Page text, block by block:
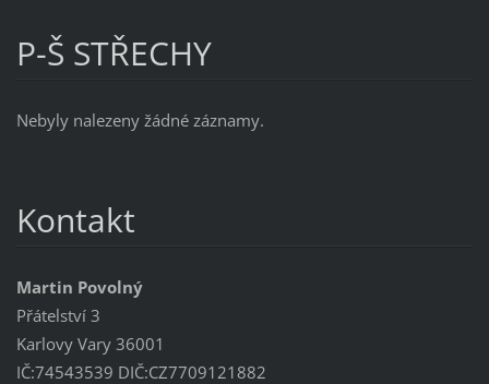
P-Š STŘECHY
Nebyly nalezeny žádné záznamy.
Kontakt
Martin Povolný
Přátelství 3
Karlovy Vary 36001
IČ:74543539 DIČ:CZ7709121882